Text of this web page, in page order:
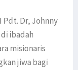
Pdt. Dr, Johnny
ibadah
misionaris
jiwa bagi